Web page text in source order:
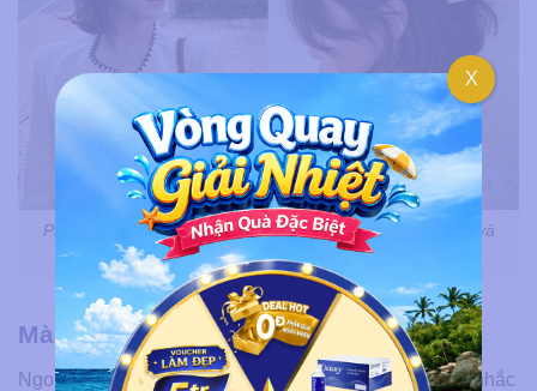
Phun mày tán bột Hàn Quốc phải chọn màu hợp với kiểu và
màu tóc
Màu phun hợp với tuổi
Ngoài chọn màu hợp với da và tóc bạn cũng nên cân nhắc
X